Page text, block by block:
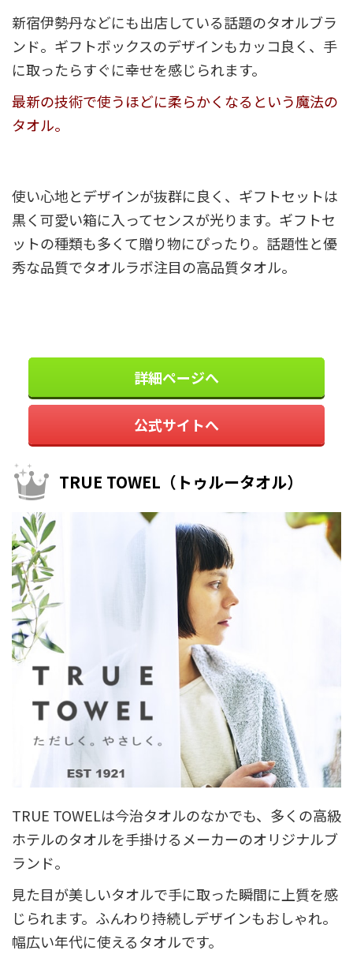
新宿伊勢丹などにも出店している話題のタオルブラ
ンド。ギフトボックスのデザインもカッコ良く、手
に取ったらすぐに幸せを感じられます。
最新の技術で使うほどに柔らかくなるという魔法の
タオル。
使い心地とデザインが抜群に良く、ギフトセットは
黒く可愛い箱に入ってセンスが光ります。ギフトセ
ットの種類も多くて贈り物にぴったり。話題性と優
秀な品質でタオルラボ注目の高品質タオル。
詳細ページへ
公式サイトへ
TRUE TOWEL（トゥルータオル）
TRUE TOWELは今治タオルのなかでも、多くの高級
ホテルのタオルを手掛けるメーカーのオリジナルブ
ランド。
見た目が美しいタオルで手に取った瞬間に上質を感
じられます。ふんわり持続しデザインもおしゃれ。
幅広い年代に使えるタオルです。